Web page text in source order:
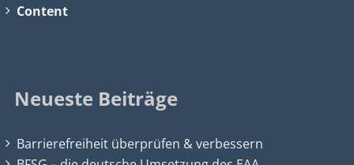
Content
Neueste Beiträge
Barrierefreiheit überprüfen & verbessern